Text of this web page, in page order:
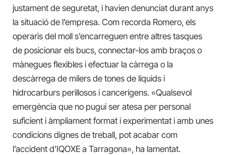
justament de seguretat, i havien denunciat durant anys
la situació de l’empresa. Com recorda Romero, els
operaris del moll s’encarreguen entre altres tasques
de posicionar els bucs, connectar-los amb braços o
mànegues flexibles i efectuar la càrrega o la
descàrrega de milers de tones de líquids i
hidrocarburs perillosos i cancerígens. «Qualsevol
emergència que no pugui ser atesa per personal
suficient i àmpliament format i experimentat i amb unes
condicions dignes de treball, pot acabar com
l’accident d’IQOXE a Tarragona», ha lamentat.